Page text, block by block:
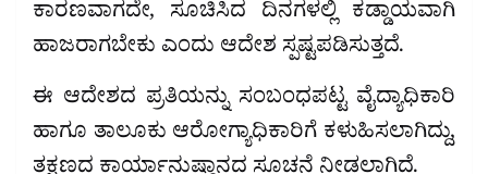
ಕಾರಣವಾಗದೇ, ಸೂಚಿಸಿದ ದಿನಗಳಲ್ಲಿ ಕಡ್ಡಾಯವಾಗಿ
ಹಾಜರಾಗಬೇಕು ಎಂದು ಆದೇಶ ಸ್ಪಷ್ಟಪಡಿಸುತ್ತದೆ.
ಈ ಆದೇಶದ ಪ್ರತಿಯನ್ನು ಸಂಬಂಧಪಟ್ಟ ವೈದ್ಯಾಧಿಕಾರಿ
ಹಾಗೂ ತಾಲೂಕು ಆರೋಗ್ಯಾಧಿಕಾರಿಗೆ ಕಳುಹಿಸಲಾಗಿದ್ದು,